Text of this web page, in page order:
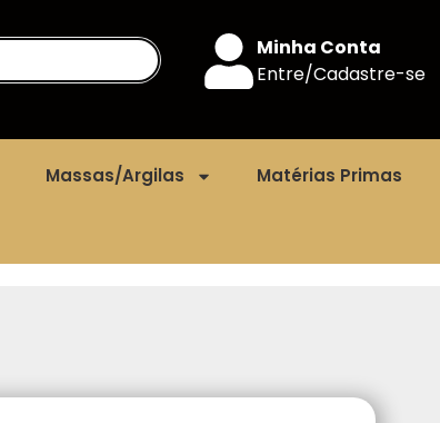
Minha Conta
Entre/Cadastre-se
Massas/Argilas Matérias Primas